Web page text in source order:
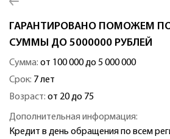
ГАРАНТИРОВАНО ПОМОЖЕМ
СУММЫ ДО 5000000 РУБЛЕЙ
Сумма: от 100 000 до 5 000 000
Срок: 7 лет
Возраст: от 20 до 75
Дополнительная информация:
Кредит в день обращения по всем